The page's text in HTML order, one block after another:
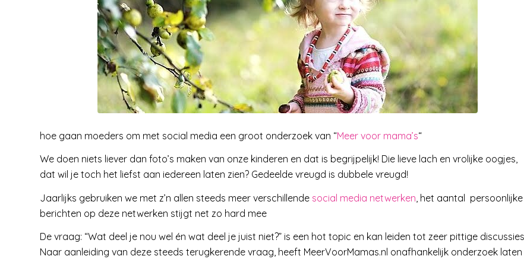
hoe gaan moeders om met social media een groot onderzoek van “Meer voor mama’s“
We doen niets liever dan foto’s maken van onze kinderen en dat is begrijpelijk! Die lieve lach en vrolijke oogjes,
dat wil je toch het liefst aan iedereen laten zien? Gedeelde vreugd is dubbele vreugd!
Jaarlijks gebruiken we met z’n allen steeds meer verschillende social media netwerken , het aantal persoonlijke
berichten op deze netwerken stijgt net zo hard mee
De vraag: “Wat deel je nou wel én wat deel je juist niet?” is een hot topic en kan leiden tot zeer pittige
Naar aanleiding van deze steeds terugkerende vraag, heeft MeerVoorMamas.nl onafhankelijk onderzoek laten